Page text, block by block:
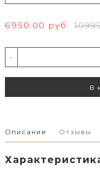
6950.00 руб
-
В
Описание Отзывы